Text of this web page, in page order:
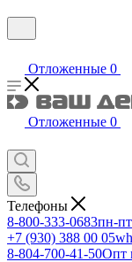
Отложенные 0
Отложенные 0
Телефоны
8-800-333-0683пн-
+7 (930) 388 00 05
8-804-700-41-50Опт